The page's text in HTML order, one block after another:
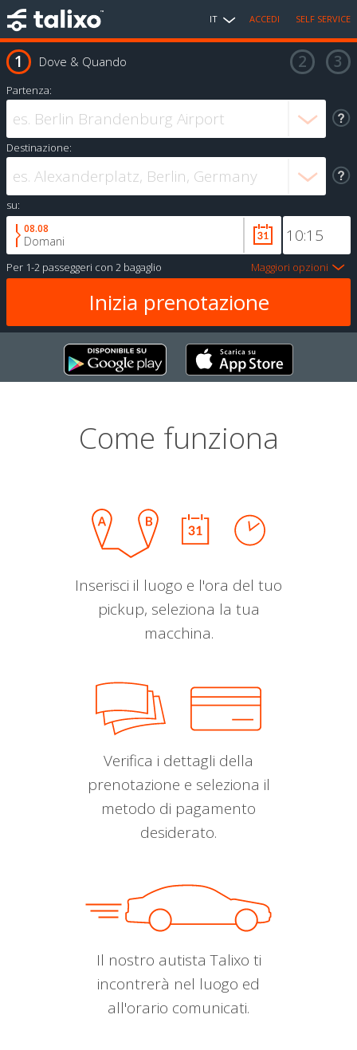
IT ACCEDI SELF SERVICE
Dove & Quando
Partenza:
Destinazione:
su:
08.08
Domani
Per 1-2 passeggeri con 2 bagaglio Maggiori opzioni
Come funziona
Inserisci il luogo e l'ora del tuo
pickup, seleziona la tua
macchina.
Verifica i dettagli della
prenotazione e seleziona il
metodo di pagamento
desiderato.
Il nostro autista Talixo ti
incontrerà nel luogo ed
all'orario comunicati.